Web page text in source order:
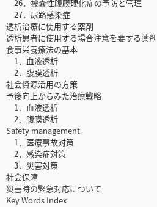
26．被嚢性腹膜硬化症の予防と管理
27．尿路感染症
透析治療に使用する薬剤
透析患者に使用する場合注意を要する薬剤
食事栄養療法の基本
1．血液透析
2．腹膜透析
社会資源活用の方策
予後向上からみた治療戦略
1．血液透析
2．腹膜透析
Safety management
1．医療事故対策
2．感染症対策
3．災害対策
社会保障
災害時の緊急対応について
Key Words Index